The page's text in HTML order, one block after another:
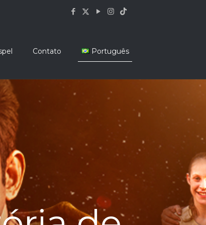
Contato Português